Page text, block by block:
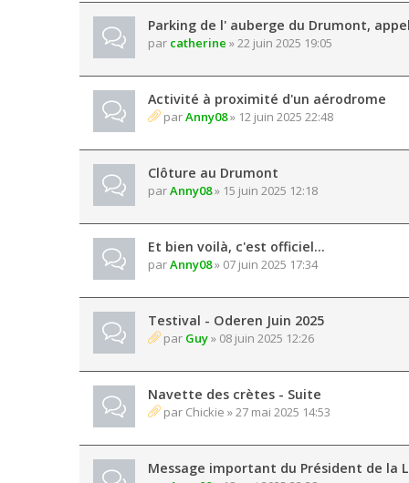
Parking de l' auberge du Drumont,
par catherine » 22 juin 2025 19:05
Activité à proximité d'un aérodrome
parAnny08» 12 juin 2025 22:48
Clôture au Drumont
parAnny08» 15 juin 2025 12:18
Et bien voilà, c'est officiel...
parAnny08» 07 juin 2025 17:34
Testival - Oderen Juin 2025
par Guy» 08 juin 2025 12:26
Navette des crètes - Suite
par Chickie » 27 mai 2025 14:53
Message important du Président de la